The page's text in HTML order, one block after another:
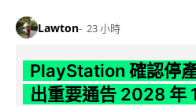
Lawton 23 小時
PlayStation 確認停
出重要通告 2028 年